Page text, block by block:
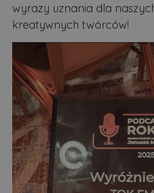
wyrazy uznania dla
kreatywnych twórców!